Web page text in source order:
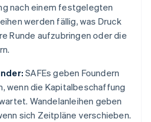
nach einem festgelegten
werden fällig, was Druck
Runde aufzubringen oder die
SAFEs geben Foundern
wenn die Kapitalbeschaffung
Wandelanleihen geben
sich Zeitpläne verschieben.